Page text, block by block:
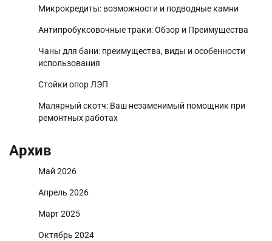
Микрокредиты: возможности и подводные камни
Антипробуксовочные траки: Обзор и Преимущества
Чаны для бани: преимущества, виды и особенности
использования
Стойки опор ЛЭП
Малярный скотч: Ваш незаменимый помощник при
ремонтных работах
Архив
Май 2026
Апрель 2026
Март 2025
Октябрь 2024